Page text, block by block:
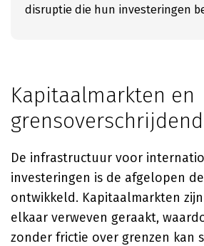
disruptie die hun investeringen
Kapitaalmarkten en
De infrastructuur voor
investeringen is de afgelopen
ontwikkeld. Kapitaalmarkten
elkaar verweven geraakt,
zonder frictie over grenzen kan